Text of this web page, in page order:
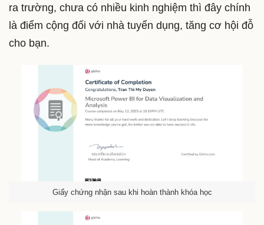
ra trường, chưa có nhiều kinh nghiệm thì đây chính
là điểm cộng đối với nhà tuyển dụng, tăng cơ hội đỗ
cho bạn.
Giấy chứng nhận sau khi hoàn thành khóa học